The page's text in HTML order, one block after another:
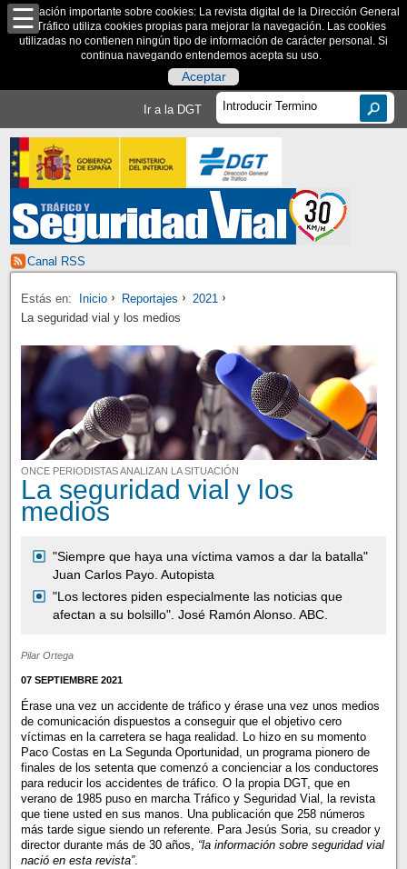
Información importante sobre cookies: La revista digital de la Dirección General
de Tráfico utiliza cookies propias para mejorar la navegación. Las cookies
utilizadas no contienen ningún tipo de información de carácter personal. Si
continua navegando entendemos acepta su uso.
Aceptar
Ir a la DGT
Canal RSS
Estás en: Inicio Reportajes
2021
La seguridad vial y los medios
ONCE PERIODISTAS ANALIZAN LA SITUACIÓN
La seguridad vial y los
medios
"Siempre que haya una víctima vamos a dar la batalla"
Juan Carlos Payo. Autopista
"Los lectores piden especialmente las noticias que
afectan a su bolsillo". José Ramón Alonso. ABC.
Pilar Ortega
07 SEPTIEMBRE 2021
Érase una vez un accidente de tráfico y érase una vez unos medios
de comunicación dispuestos a conseguir que el objetivo cero
víctimas en la carretera se haga realidad. Lo hizo en su momento
Paco Costas en La Segunda Oportunidad, un programa pionero de
finales de los setenta que comenzó a concienciar a los conductores
para reducir los accidentes de tráfico. O la propia DGT, que en
verano de 1985 puso en marcha Tráfico y Seguridad Vial, la revista
que tiene usted en sus manos. Una publicación que 258 números
más tarde sigue siendo un referente. Para Jesús Soria, su creador y
director durante más de 30 años, “la información sobre seguridad vial
nació en esta revista”.